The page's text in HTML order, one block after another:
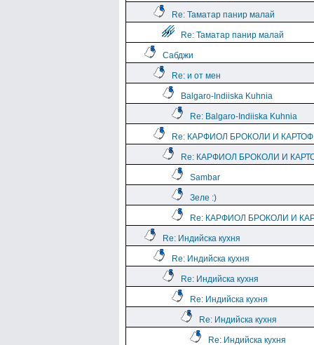
Re: Таматар панир малай
Re: Таматар панир малай
Сабджи
Re: и от мен
Balgaro-Indiiska Kuhnia
Re: Balgaro-Indiiska Kuhnia
Re: КАРФИОЛ БРОКОЛИ И
Re: КАРФИОЛ БРОКОЛИ И
Sambar
Зеле :)
Re: КАРФИОЛ БРОКОЛИ И
Re: Индийска кухня
Re: Индийска кухня
Re: Индийска кухня
Re: Индийска кухня
Re: Индийска кухня
Re: Индийска кухня